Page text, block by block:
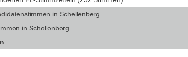
in Schellenberg
in Schellenberg